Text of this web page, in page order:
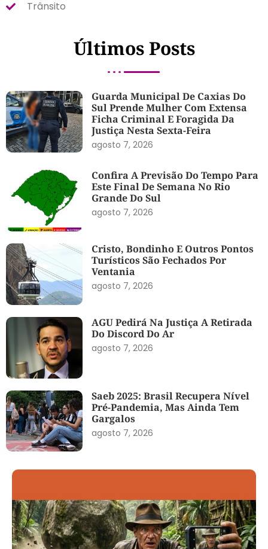
Trânsito
Últimos Posts
Guarda Municipal De Caxias Do
Sul Prende Mulher Com Extensa
Ficha Criminal E Foragida Da
Justiça Nesta Sexta-Feira
agosto 7, 2026
Confira A Previsão Do Tempo Para
Este Final De Semana No Rio
Grande Do Sul
agosto 7, 2026
Cristo, Bondinho E Outros Pontos
Turísticos São Fechados Por
Ventania
agosto 7, 2026
AGU Pedirá Na Justiça A Retirada
Do Discord Do Ar
agosto 7, 2026
Saeb 2025: Brasil Recupera Nível
Pré-Pandemia, Mas Ainda Tem
Gargalos
agosto 7, 2026